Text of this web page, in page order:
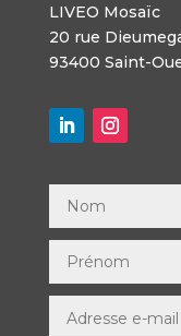
LIVEO Mosaïc
20 rue
93400 Saint-